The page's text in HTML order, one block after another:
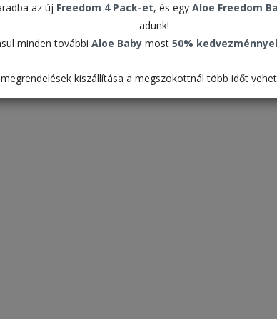
az új Freedom 4 Pack-et, és egy Aloe Freedom
adunk!
minden további Aloe Babymost 50% kedvezménnyel
kiszállítása a megszokottnál több időt
Regisztráció előtt kérjük, állítsa össze első
értékű. A vásárlási összeg eléréséhez kérjük
összegben terméket a kosárba, ebbe az